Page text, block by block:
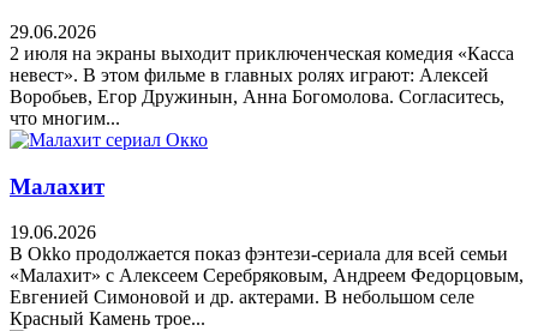
29.06.2026
2 июля на экраны выходит приключенческая комедия «Касса
невест». В этом фильме в главных ролях играют: Алексей
Воробьев, Егор Дружинын, Анна Богомолова. Согласитесь,
что многим...
Малахит
19.06.2026
В Okko продолжается показ фэнтези-сериала для всей семьи
«Малахит» с Алексеем Серебряковым, Андреем Федорцовым,
Евгенией Симоновой и др. актерами. В небольшом селе
Красный Камень трое...